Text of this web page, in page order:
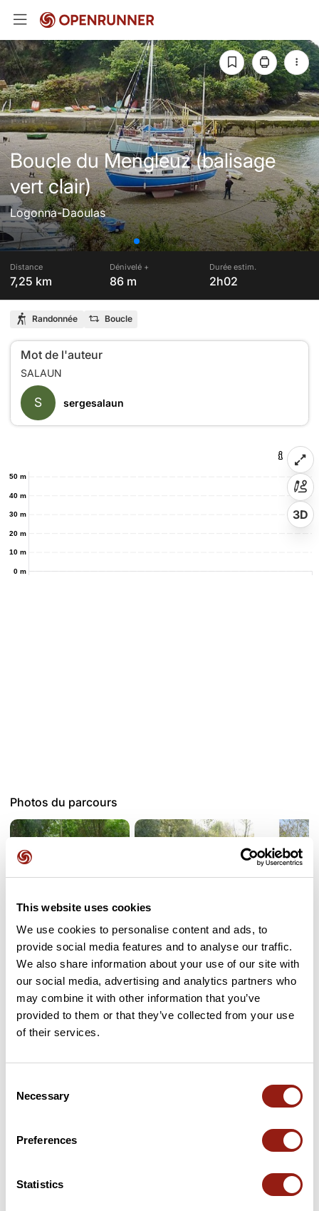
This website uses cookies
We use cookies to personalise content and ads, to
provide social media features and to analyse our traffic.
We also share information about your use of our site with
our social media, advertising and analytics partners who
may combine it with other information that you’ve
provided to them or that they’ve collected from your use
of their services.
Selection
Necessary
Preferences
Statistics
Boucle du Mengleuz (balisage
vert clair)
Logonna-Daoulas
Distance
7,25 km
Dénivelé +
86 m
Durée estim.
2h02
Randonnée Boucle
Mot de l'auteur
S sergesalaun
0 m
10 m
20 m
30 m
40 m
50 m
3D
Photos du parcours
Avis des utilisateurs
Soyez le premier à ajouter un avis !
Découvrez ce parcours de randonnée de 7,2 km à proximité de
Logonna-Daoulas. Ce parcours emprunte 3,5 km de routes et